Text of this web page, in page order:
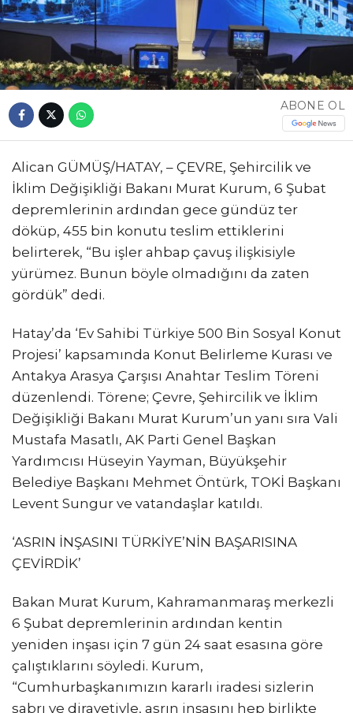
ABONE OL
Alican GÜMÜŞ/HATAY, – ÇEVRE, Şehircilik ve
İklim Değişikliği Bakanı Murat Kurum, 6 Şubat
depremlerinin ardından gece gündüz ter
döküp, 455 bin konutu teslim ettiklerini
belirterek, “Bu işler ahbap çavuş ilişkisiyle
yürümez. Bunun böyle olmadığını da zaten
gördük” dedi.
Hatay’da ‘Ev Sahibi Türkiye 500 Bin Sosyal Konut
Projesi’ kapsamında Konut Belirleme Kurası ve
Antakya Arasya Çarşısı Anahtar Teslim Töreni
düzenlendi. Törene; Çevre, Şehircilik ve İklim
Değişikliği Bakanı Murat Kurum’un yanı sıra Vali
Mustafa Masatlı, AK Parti Genel Başkan
Yardımcısı Hüseyin Yayman, Büyükşehir
Belediye Başkanı Mehmet Öntürk, TOKİ Başkanı
Levent Sungur ve vatandaşlar katıldı.
‘ASRIN İNŞASINI TÜRKİYE’NİN BAŞARISINA
ÇEVİRDİK’
Bakan Murat Kurum, Kahramanmaraş merkezli
6 Şubat depremlerinin ardından kentin
yeniden inşası için 7 gün 24 saat esasına göre
çalıştıklarını söyledi. Kurum,
“Cumhurbaşkanımızın kararlı iradesi sizlerin
sabrı ve dirayetiyle, asrın inşasını hep birlikte